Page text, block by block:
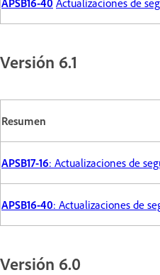
APSB16-40 Actualizaciones de
Versión 6.1
Resumen
APSB17-16: Actualizaciones de
APSB16-40: Actualizaciones de
Versión 6.0